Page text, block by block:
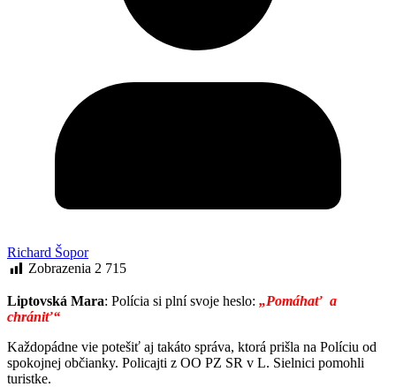
Richard Šopor
Zobrazenia 2 715
Liptovská Mara: Polícia si plní svoje heslo: „Pomáhať a
chrániť“
Každopádne vie potešiť aj takáto správa, ktorá prišla na Políciu od
spokojnej občianky. Policajti z OO PZ SR v L. Sielnici pomohli
turistke.